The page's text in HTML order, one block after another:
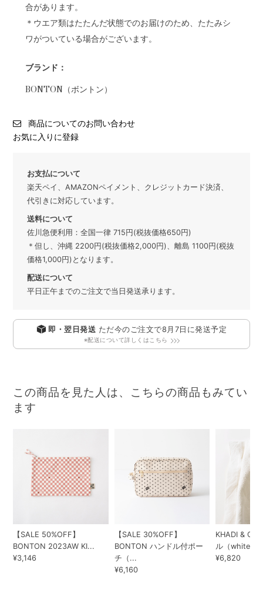
合があります。
＊ウエア類はたたんだ状態でのお届けのため、たたみシ
ワがついている場合がございます。
ブランド：
BONTON（ボントン）
商品についてのお問い合わせ
お気に入りに登録
お支払について
楽天ペイ、AMAZONペイメント、クレジットカード決済、
代引きに対応しています。
送料について
佐川急便利用：全国一律 715円(税抜価格650円)
＊但し、沖縄 2200円(税抜価格2,000円)、離島 1100円(税抜
価格1,000円)となります。
配送について
平日正午までのご注文で当日発送承ります。
即・翌日発送 ただ今のご注文で8月7日 に発送予定
※配送について詳しくはこちら
この商品を見た人は、こちらの商品もみてい
ます
【SALE 50%OFF】
BONTON 2023AW KI...
¥3,146
【SALE 30%OFF】
BONTON ハンドル付ポー
チ（...
¥6,160
KHADI & CO
ル（white ...
¥6,820